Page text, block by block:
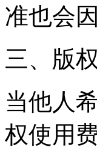
准也会
三、版
当他人
权使用